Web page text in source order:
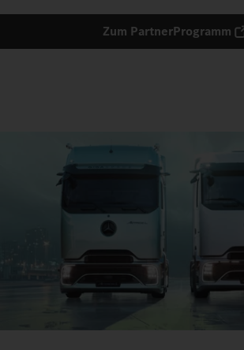
Zum PartnerProgramm